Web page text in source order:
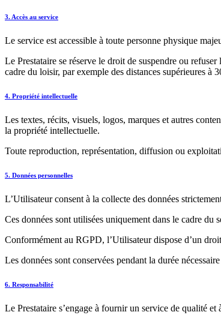
3. Accès au service
Le service est accessible à toute personne physique
Le Prestataire se réserve le droit de suspendre ou
cadre du loisir, par exemple des distances supérieures à
4. Propriété intellectuelle
Les textes, récits, visuels, logos, marques et autres
la propriété intellectuelle.
Toute reproduction, représentation, diffusion ou
5. Données personnelles
L’Utilisateur consent à la collecte des données
Ces données sont utilisées uniquement dans le cadre du
Conformément au RGPD, l’Utilisateur dispose d’un
Les données sont conservées pendant la durée
6. Responsabilité
Le Prestataire s’engage à fournir un service de qualité